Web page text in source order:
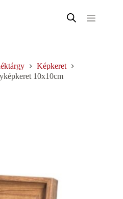
Képkeret
10x10cm